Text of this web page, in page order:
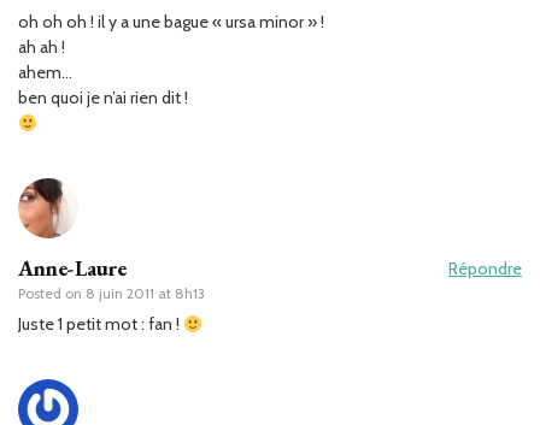
oh oh oh ! il y a une bague « ursa minor » !
ah ah !
ahem…
ben quoi je n’ai rien dit !
Anne-Laure
Posted on 8 juin 2011 at 8h13
Répondre
Juste 1 petit mot : fan !